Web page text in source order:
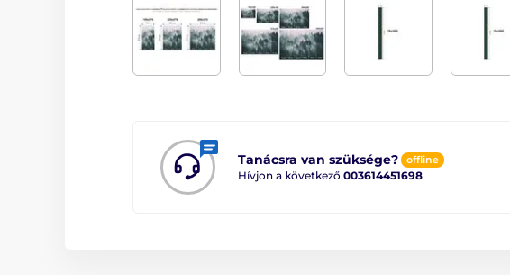
Tanácsra van szüksége? offline
Hívjon a következő 003614451698